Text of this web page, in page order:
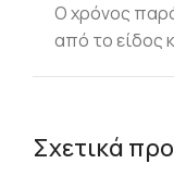
Ο χρόνος
από το είδος
Σχετικά